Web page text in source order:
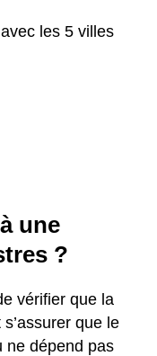
les 5 villes
une
?
vérifier que la
que le
ne dépend pas